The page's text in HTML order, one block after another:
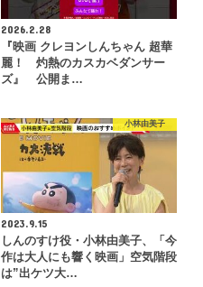
2026.2.28
『映画 クレヨンしんちゃん 超華
麗！ 灼熱のカスカベダンサー
ズ』 公開ま…
小林由美子
2023.9.15
しんのすけ役・小林由美子、「今
作は大人にも響く映画」空気階段
は”出ケツ大…